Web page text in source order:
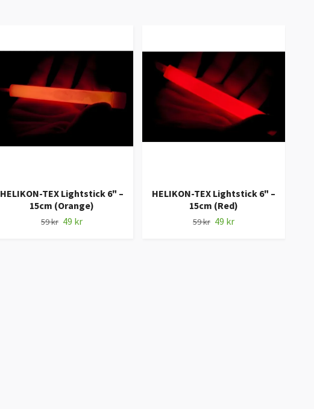
HELIKON-TEX Lightstick 6" –
15cm (Orange)
59 kr 49 kr
HELIKON-TEX Lightstick 6" –
15cm (Red)
59 kr 49 kr